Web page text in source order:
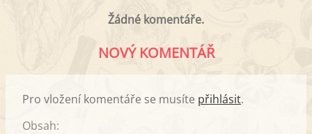
Žádné komentáře.
NOVÝ KOMENTÁŘ
Pro vložení komentáře se musíte přihlásit.
Obsah: